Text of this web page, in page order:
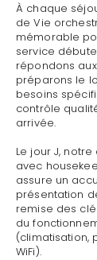
À chaque
de Vie
mémorable
service
répondons
préparons le
besoins
contrôle
arrivée.
Le jour J,
avec
assure un
présentation
remise des
du
(climatisation,
WiFi).